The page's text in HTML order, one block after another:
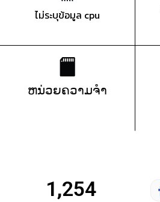
ไม่ระบุข้อมูล cpu
ຫນ່ວຍຄວາມຈຳ
1,254